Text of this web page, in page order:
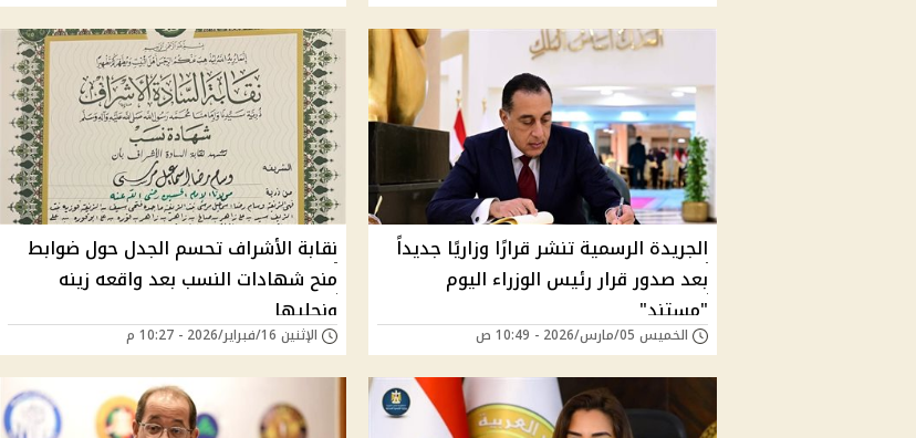
الجريدة الرسمية تنشر قرارًا وزاريًا جديداً
بعد صدور قرار رئيس الوزراء اليوم
"مستند"
الخميس 05/مارس/2026 - 10:49 ص
نقابة الأشراف تحسم الجدل حول ضوابط
منح شهادات النسب بعد واقعه زينه
ونجليها
الإثنين 16/فبراير/2026 - 10:27 م